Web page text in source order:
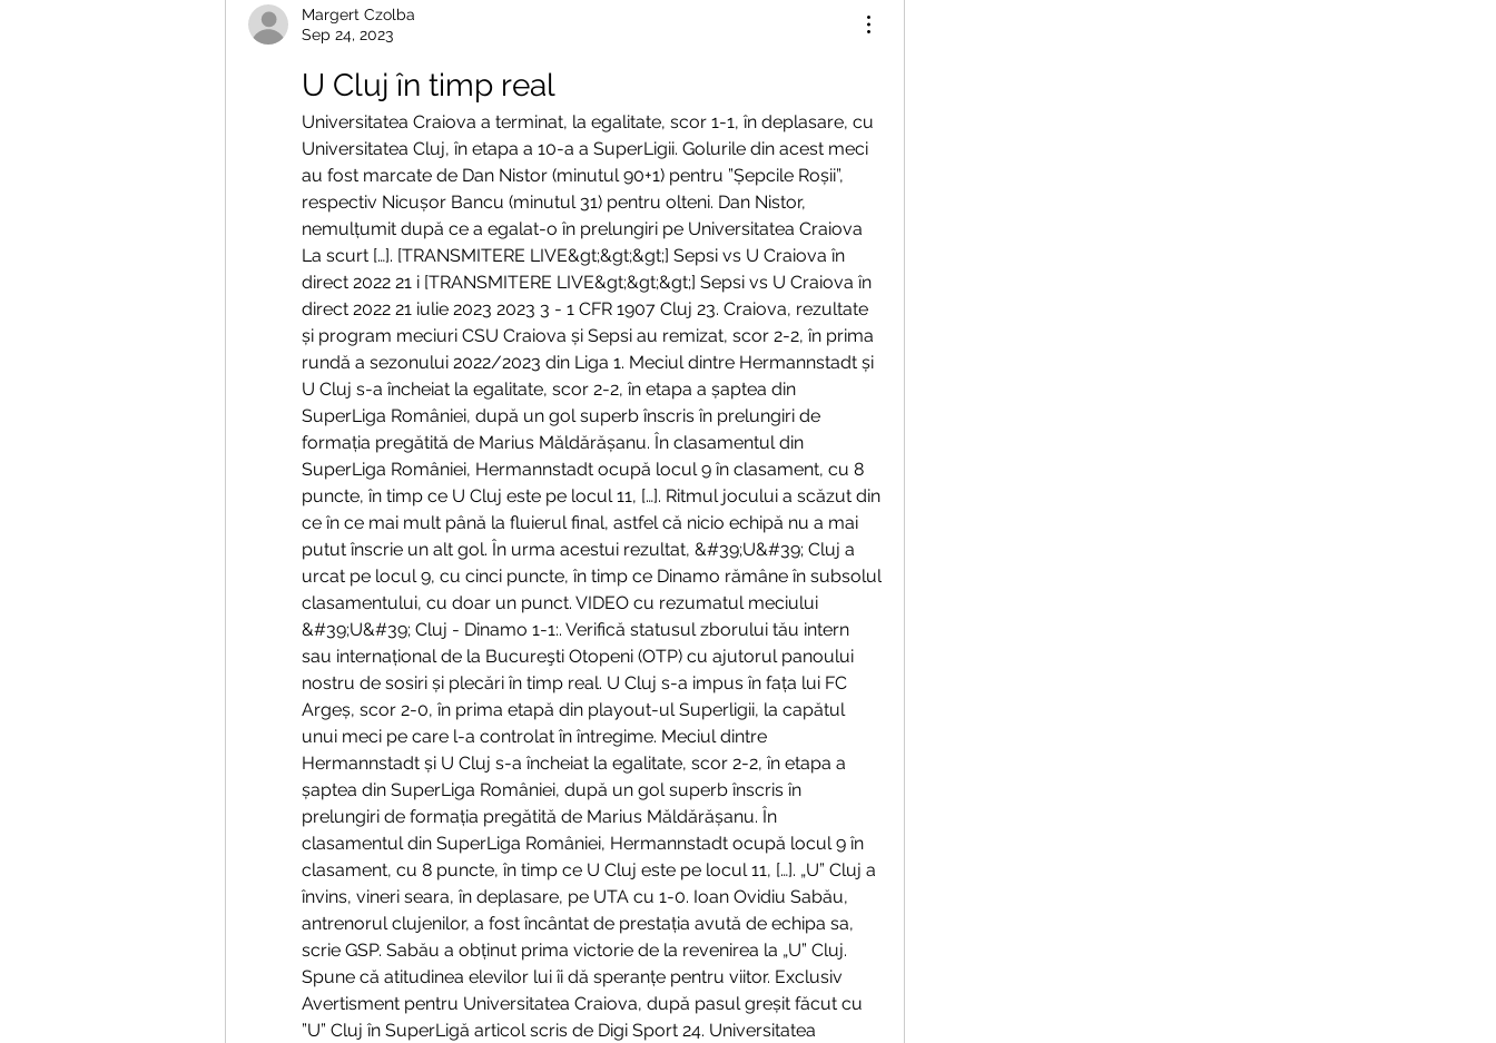
Margert Czolba
Sep 24, 2023
U Cluj în timp real
Universitatea Craiova a terminat, la egalitate, scor 1-1, în deplasare, cu
Universitatea Cluj, în etapa a 10-a a SuperLigii. Golurile din acest meci
au fost marcate de Dan Nistor (minutul 90+1) pentru ”Șepcile Roșii”,
respectiv Nicușor Bancu (minutul 31) pentru olteni. Dan Nistor,
nemulțumit după ce a egalat-o în prelungiri pe Universitatea Craiova
La scurt […]. [TRANSMITERE LIVE&gt;&gt;&gt;] Sepsi vs U Craiova în
direct 2022 21 i [TRANSMITERE LIVE&gt;&gt;&gt;] Sepsi vs U Craiova în
direct 2022 21 iulie 2023 2023 3 - 1 CFR 1907 Cluj 23. Craiova, rezultate
și program meciuri CSU Craiova și Sepsi au remizat, scor 2-2, în prima
rundă a sezonului 2022/2023 din Liga 1. Meciul dintre Hermannstadt și
U Cluj s-a încheiat la egalitate, scor 2-2, în etapa a șaptea din
SuperLiga României, după un gol superb înscris în prelungiri de
formația pregătită de Marius Măldărășanu. În clasamentul din
SuperLiga României, Hermannstadt ocupă locul 9 în clasament, cu 8
puncte, în timp ce U Cluj este pe locul 11, […]. Ritmul jocului a scăzut din
ce în ce mai mult până la fluierul final, astfel că nicio echipă nu a mai
putut înscrie un alt gol. În urma acestui rezultat, &#39;U&#39; Cluj a
urcat pe locul 9, cu cinci puncte, în timp ce Dinamo rămâne în subsolul
clasamentului, cu doar un punct. VIDEO cu rezumatul meciului
&#39;U&#39; Cluj - Dinamo 1-1:. Verifică statusul zborului tău intern
sau internațional de la Bucureşti Otopeni (OTP) cu ajutorul panoului
nostru de sosiri și plecări în timp real. U Cluj s-a impus în fața lui FC
Argeș, scor 2-0, în prima etapă din playout-ul Superligii, la capătul
unui meci pe care l-a controlat în întregime. Meciul dintre
Hermannstadt și U Cluj s-a încheiat la egalitate, scor 2-2, în etapa a
șaptea din SuperLiga României, după un gol superb înscris în
prelungiri de formația pregătită de Marius Măldărășanu. În
clasamentul din SuperLiga României, Hermannstadt ocupă locul 9 în
clasament, cu 8 puncte, în timp ce U Cluj este pe locul 11, […]. „U” Cluj a
învins, vineri seara, în deplasare, pe UTA cu 1-0. Ioan Ovidiu Sabău,
antrenorul clujenilor, a fost încântat de prestația avută de echipa sa,
scrie GSP. Sabău a obținut prima victorie de la revenirea la „U” Cluj.
Spune că atitudinea elevilor lui îi dă speranțe pentru viitor. Exclusiv
Avertisment pentru Universitatea Craiova, după pasul greșit făcut cu
”U” Cluj în SuperLigă articol scris de Digi Sport 24. Universitatea